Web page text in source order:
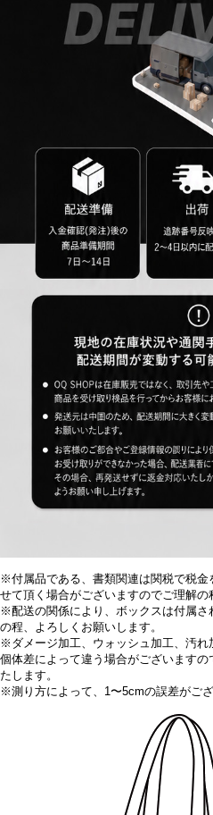
※付属品である、書類関連は関税で税
せて頂く場合がございますのでご理解の
※配送の関係により、ボックスは付属
の程、よろしくお願いします。
※ ダメージ加工、 ウォッシュ加工、汚れ
個体差によって違う場合がございます
たします。
※測り方によって、1〜5cmの誤差がご